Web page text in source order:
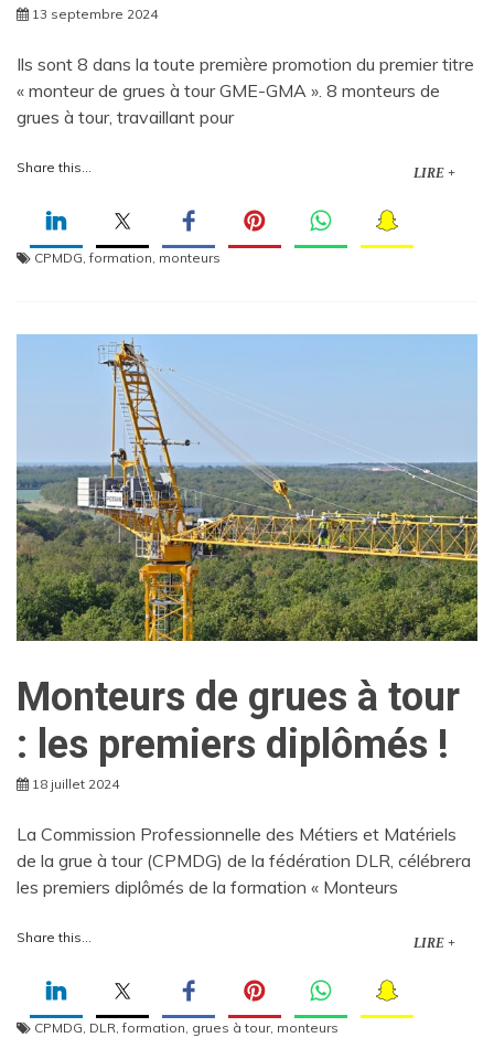
13 septembre 2024
Ils sont 8 dans la toute première promotion du premier titre
« monteur de grues à tour GME-GMA ». 8 monteurs de
grues à tour, travaillant pour
Share this... LIRE +
CPMDG,formation, monteurs
Monteurs de grues à tour
: les premiers diplômés !
18 juillet 2024
La Commission Professionnelle des Métiers et Matériels
de la grue à tour (CPMDG) de la fédération DLR, célébrera
les premiers diplômés de la formation « Monteurs
Share this... LIRE +
CPMDG, DLR,formation, grues à tour, monteurs